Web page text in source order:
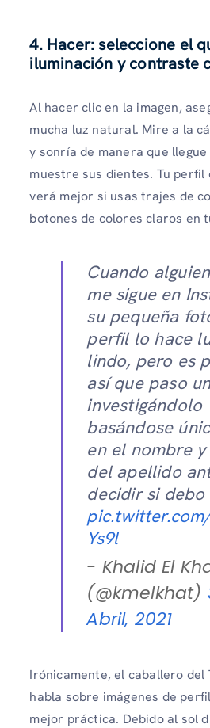
4. Hacer: seleccione el
iluminación y contraste
Al hacer clic en la imagen,
mucha luz natural. Mire a la
y sonría de manera que
muestre sus dientes. Tu perfil
verá mejor si usas trajes de
botones de colores claros en
Cuando
me sigue en
su pequeña
perfil lo hace
lindo, pero es
así que paso
investigándolo
basándose
en el nombre
del apellido
decidir si debo
Ys9l
- Khalid El
(@kmelkhat)
Abril, 2021
Irónicamente, el caballero
habla sobre imágenes de
mejor práctica. Debido al sol